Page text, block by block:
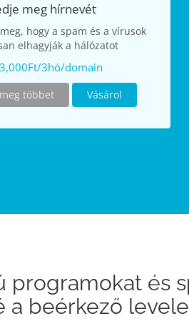
meg hírnevét
hogy a spam és a vírusok
elhagyják a hálózatot
3hó/domain
többet Vásárol
és
a beérkező